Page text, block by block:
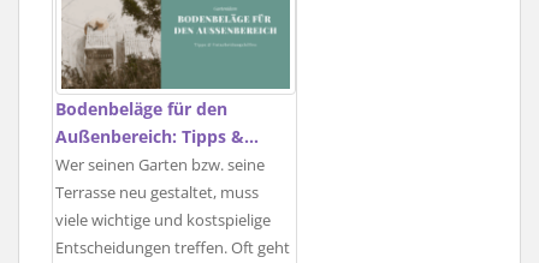
Bodenbeläge für den
Außenbereich: Tipps &…
Wer seinen Garten bzw. seine
Terrasse neu gestaltet, muss
viele wichtige und kostspielige
Entscheidungen treffen. Oft geht